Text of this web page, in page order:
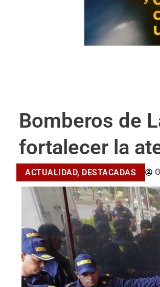
Bomberos de
fortalecer la
ACTUALIDAD, DESTACADAS